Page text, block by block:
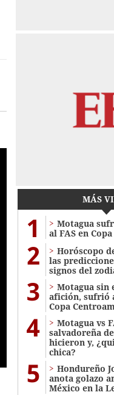
MÁS
1
Motagua
al FAS en
2
Horóscopo
las
signos del
3
Motagua sin
afición, sufrió
Copa
4
Motagua vs
salvadoreña
hicieron y,
chica?
5
Hondureño
anota golazo
México en la